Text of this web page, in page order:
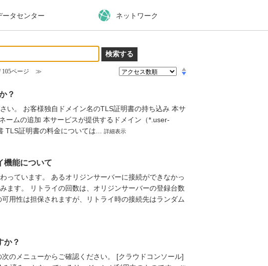
ータセンター ネットワーク
105ページ ≫
？
い。 お客様独自ドメイン名のTLS証明書の持ち込み 本サ
ームの追加 本サービスが提供するドメイン（*.user-
TLS証明書の料金については... 詳細表示
機能について
っています。 あるオリジンサーバーに接続ができなかっ
ます。 リトライの回数は、オリジンサーバーの登録台数
用性は担保されますが、リトライ時の接続先はランダム
か？
のメニューからご確認ください。 [クラウドコンソール]